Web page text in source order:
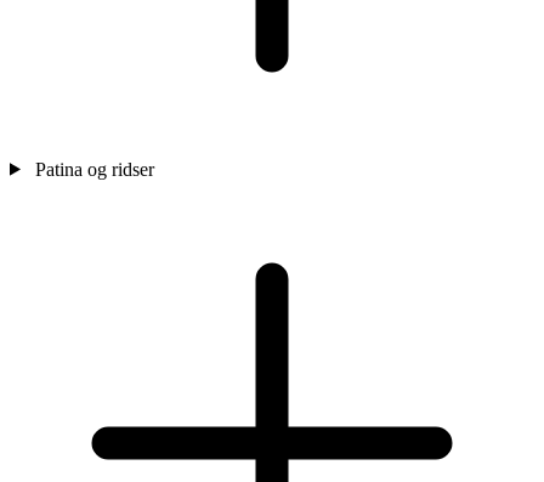
Patina og ridser